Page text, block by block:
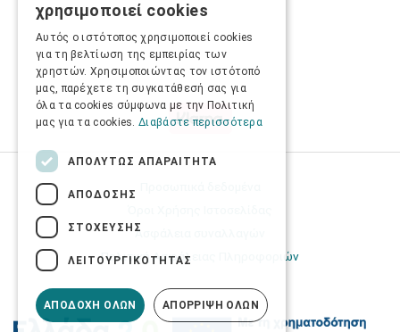
Ασφάλεια συναλλαγών
Πολιτική Ασφάλειας Πληροφοριών
χρησιμοποιεί cookies
Αυτός ο ιστότοπος χρησιμοποιεί cookies
για τη βελτίωση της εμπειρίας των
χρηστών. Χρησιμοποιώντας τον ιστότοπό
μας, παρέχετε τη συγκατάθεσή σας για
όλα τα cookies σύμφωνα με την Πολιτική
μας για τα cookies. Διαβάστε περισσότερα
ΑΠΟΛΎΤΩΣ ΑΠΑΡΑΊΤΗΤΑ
ΑΠΌΔΟΣΗΣ
ΣΤΌΧΕΥΣΗΣ
ΛΕΙΤΟΥΡΓΙΚΌΤΗΤΑΣ
ΑΠΟΔΟΧΉ ΌΛΩΝ ΑΠΌΡΡΙΨΗ ΌΛΩΝ